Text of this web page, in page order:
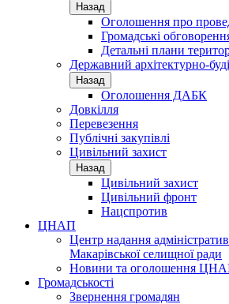
Назад
Оголошення про
Громадські
Детальні плани
Державний архітектурно-
Назад
Оголошення ДАБК
Довкілля
Перевезення
Публічні закупівлі
Цивільний захист
Назад
Цивільний захист
Цивільний фронт
Нацспротив
ЦНАП
Центр надання
Макарівської селищної ради
Новини та оголошення
Громадськості
Звернення громадян